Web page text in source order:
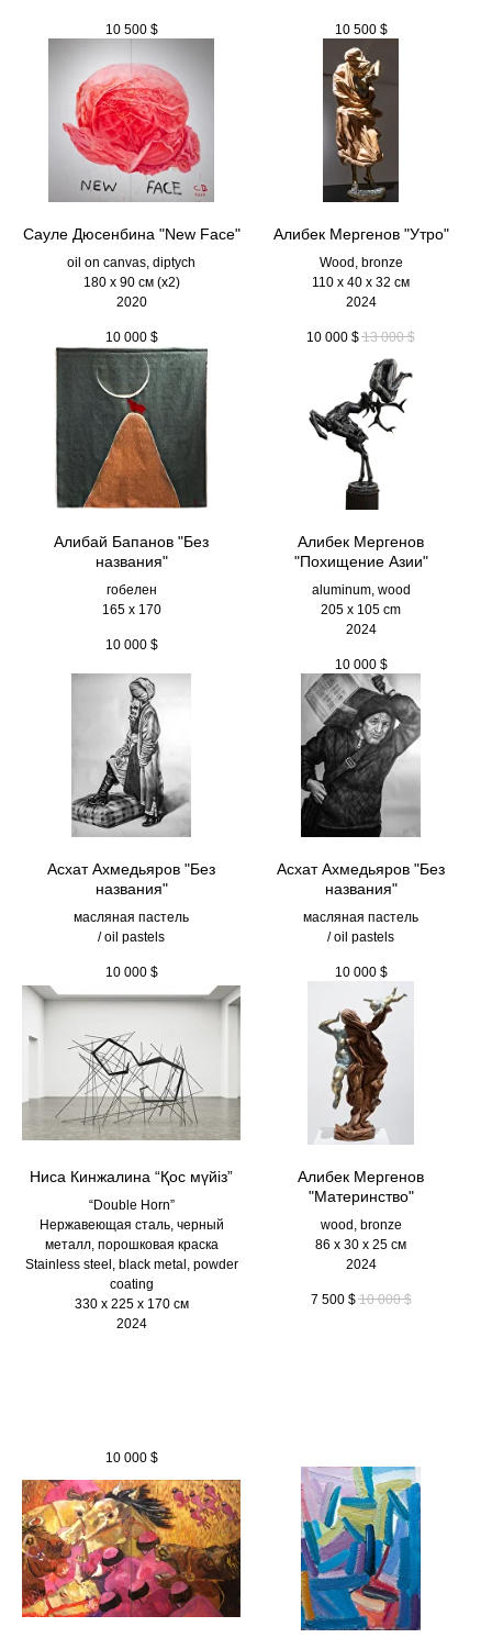
10 500 $ 10 500 $
Сауле Дюсенбина "New Face"
oil on canvas, diptych
180 x 90 см (х2)
2020
10 000 $
Алибек Мергенов "Утро"
Wood, bronze
110 х 40 х 32 см
2024
10 000 $ 13 000 $
Алибай Бапанов "Без
названия"
гобелен
165 x 170
10 000 $
Алибек Мергенов
"Похищение Азии"
aluminum, wood
205 х 105 cm
2024
10 000 $
Асхат Ахмедьяров "Без
названия"
масляная пастель
/ oil pastels
10 000 $
Асхат Ахмедьяров "Без
названия"
масляная пастель
/ oil pastels
10 000 $
Ниса Кинжалина “Қос мүйіз”
“Double Horn”
Нержавеющая сталь, черный
металл, порошковая краска
Stainless steel, black metal, powder
coating
330 х 225 х 170 см
2024
10 000 $
Алибек Мергенов
"Материнство"
wood, bronze
86 х 30 х 25 см
2024
7 500 $ 10 000 $